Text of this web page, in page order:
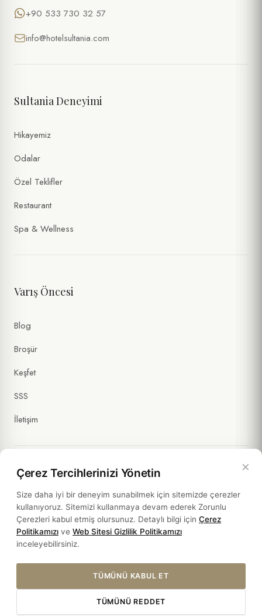
+90 533 730 32 57
info@hotelsultania.com
Sultania Deneyimi
Hikayemiz
Odalar
Özel Teklifler
Restaurant
Spa & Wellness
Varış Öncesi
Blog
Broşür
Keşfet
SSS
İletişim
Yasal Bilgiler
Politikalar
Sürdürülebilirlik
© 2026 HOTEL SULTANIA. ALL RIGHTS RESERVED.
×
Çerez Tercihlerinizi Yönetin
Size daha iyi bir deneyim sunabilmek için sitemizde çerezler
kullanıyoruz. Sitemizi kullanmaya devam ederek Zorunlu
Çerezleri kabul etmiş olursunuz. Detaylı bilgi için Çerez
Politikamızı ve Web Sitesi Gizlilik Politikamızı
inceleyebilirsiniz.
TÜMÜNÜ KABUL ET
TÜMÜNÜ REDDET